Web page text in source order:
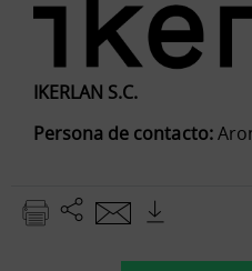
IKERLAN S.C.
Persona de contacto: